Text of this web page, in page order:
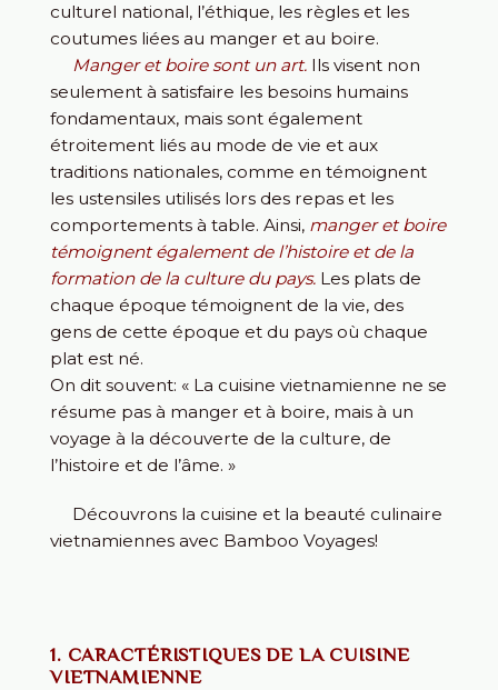
culturel national, l’éthique, les règles et les
coutumes liées au manger et au boire.
Manger et boire sont un art. Ils visent non
seulement à satisfaire les besoins humains
fondamentaux, mais sont également
étroitement liés au mode de vie et aux
traditions nationales, comme en témoignent
les ustensiles utilisés lors des repas et les
comportements à table. Ainsi, manger et boire
témoignent également de l’histoire et de la
formation de la culture du pays. Les plats de
chaque époque témoignent de la vie, des
gens de cette époque et du pays où chaque
plat est né.
On dit souvent: « La cuisine vietnamienne ne se
résume pas à manger et à boire, mais à un
voyage à la découverte de la culture, de
l’histoire et de l’âme. »
Découvrons la cuisine et la beauté culinaire
vietnamiennes avec Bamboo Voyages!
1. CARACTÉRISTIQUES DE LA CUISINE
VIETNAMIENNE